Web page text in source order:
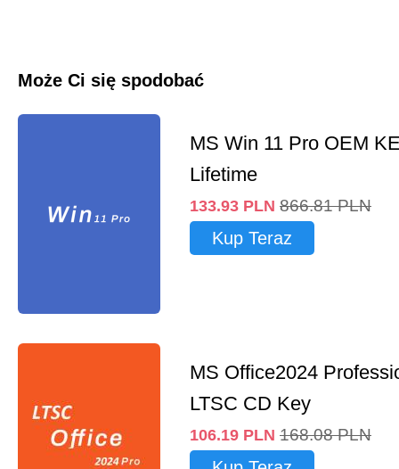
Może Ci się spodobać
MS Win 11 Pro OEM
Lifetime
133.93 PLN 866.81 PLN
Kup Teraz
MS Office2024
LTSC CD Key
106.19 PLN 168.08 PLN